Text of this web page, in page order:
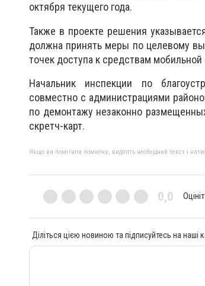
октября текущего года.
Также в проекте решения
должна принять меры по целевому
точек доступа к средствам
Начальник инспекции по
совместно с администрациями
по демонтажу незаконно
скретч-карт.
Якщо ви помітили помилку, виділіть необхідний текст і
0,0
Діліться цією новиною та підписуйтесь на наші